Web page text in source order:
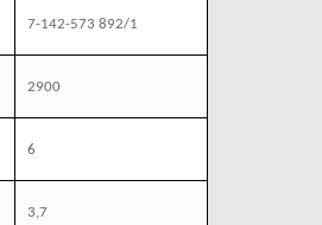
7-142-573 892/1
2900
6
3,7